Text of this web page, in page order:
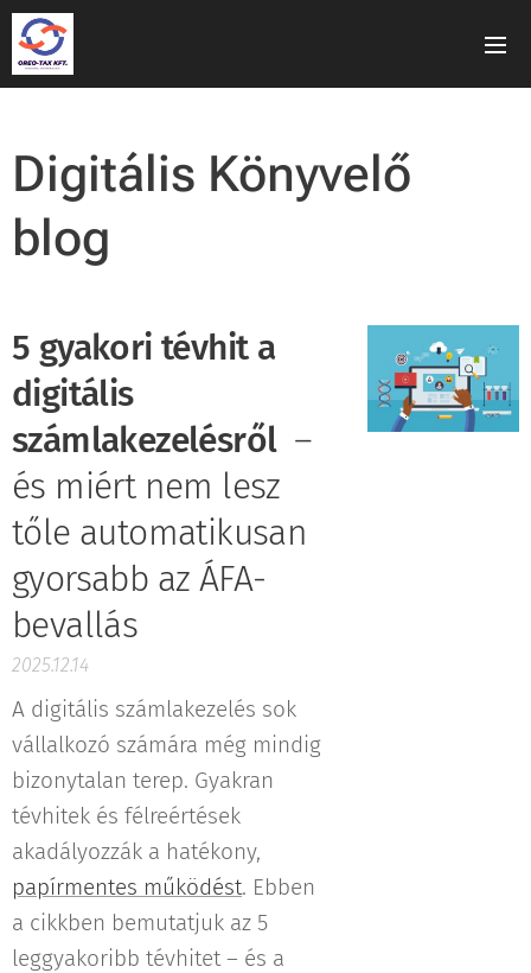
Digitális Könyvelő
blog
5 gyakori tévhit a
digitális
számlakezelésről –
és miért nem lesz
tőle automatikusan
gyorsabb az ÁFA-
bevallás
2025.12.14
A digitális számlakezelés sok
vállalkozó számára még mindig
bizonytalan terep. Gyakran
tévhitek és félreértések
akadályozzák a hatékony,
papírmentes működést. Ebben
a cikkben bemutatjuk az 5
leggyakoribb tévhitet – és a